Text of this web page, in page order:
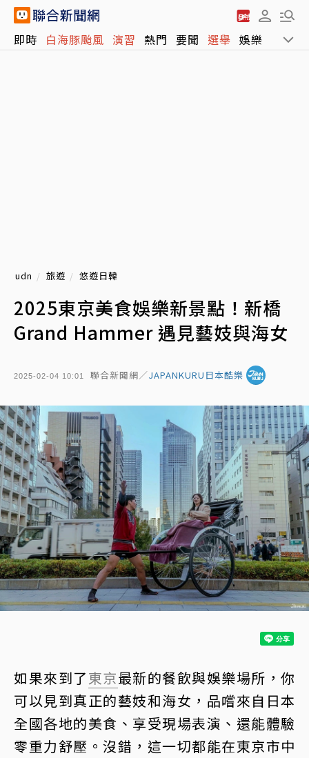
即時 白海豚颱風 演習 熱門 要聞 選舉 娛樂 運動
udn 旅遊 悠遊日韓
2025東京美食娛樂新景點！新橋
Grand Hammer 遇見藝妓與海女
2025-02-04 10:01 聯合新聞網／JAPANKURU日本酷樂
如果來到了東京最新的餐飲與娛樂場所，你
可以見到真正的藝妓和海女，品嚐來自日本
全國各地的美食、享受現場表演、還能體驗
零重力舒壓。沒錯，這一切都能在東京市中